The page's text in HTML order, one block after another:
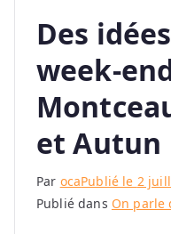
Des
week-
et Autun
Par ocaPublié le 2
Publié dans On parle